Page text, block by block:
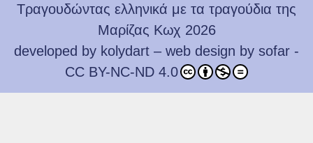
Τραγουδώντας ελληνικά με τα τραγούδια της
Μαρίζας Κωχ 2026
developed by kolydart – web design by sofar -
CC BY-NC-ND 4.0